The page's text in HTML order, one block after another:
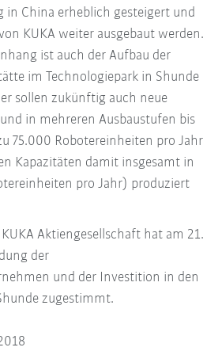
in China erheblich gesteigert und
KUKA weiter ausgebaut werden.
ist auch der Aufbau der
im Technologiepark in Shunde
sollen zukünftig auch neue
in mehreren Ausbaustufen bis
75.000 Robotereinheiten pro Jahr
Kapazitäten damit insgesamt in
pro Jahr) produziert
Aktiengesellschaft hat am 21.
der
und der Investition in den
zugestimmt.